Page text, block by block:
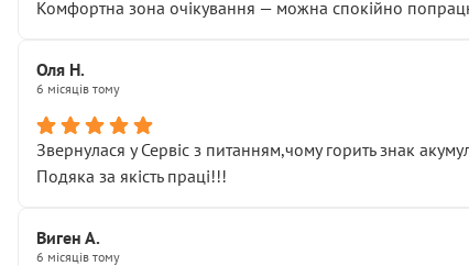
Комфортна зона очікування — можна спокійно
Оля Н.
6 місяців тому
Звернулася у Сервіс з питанням,чому горить знак
Подяка за якість праці!!!
Виген А.
6 місяців тому